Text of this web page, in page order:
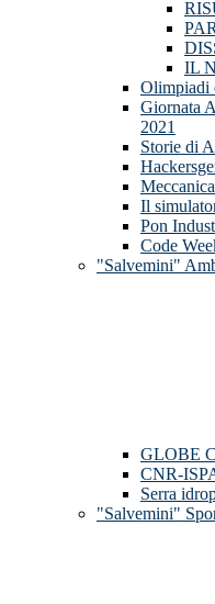
IL
Olimpiadi
Giornata
2021
Storie di
Il
Pon
Code
"Salvemini"
GLOBE
CNR-
Serra
"Salvemini"